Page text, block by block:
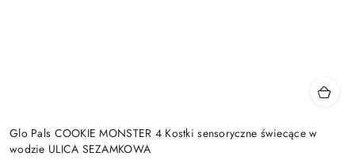
Glo Pals COOKIE MONSTER 4 Kostki sensoryczne świecące w
wodzie ULICA SEZAMKOWA